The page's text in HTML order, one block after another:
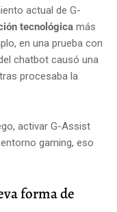
actual de G-
tecnológica más
en una prueba con
chatbot causó una
procesaba la
activar G-Assist
gaming, eso
forma de